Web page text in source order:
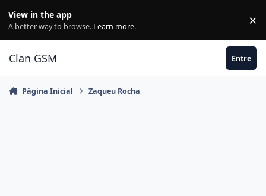
View in the app
A better way to browse. Learn more. ×
Clan GSM Entre
Página Inicial Zaqueu Rocha